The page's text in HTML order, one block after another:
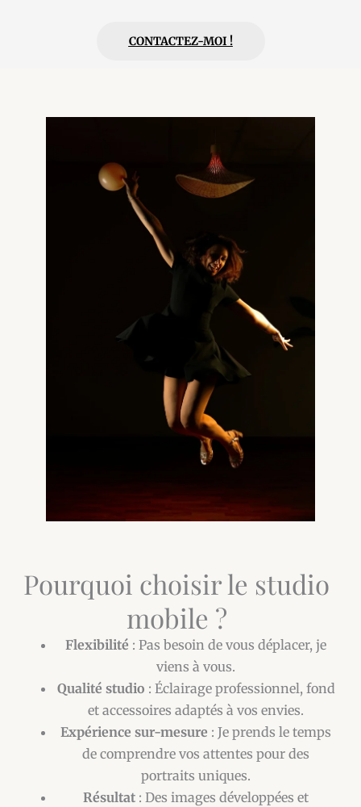
CONTACTEZ-MOI !
Pourquoi choisir le studio
mobile ?
Flexibilité : Pas besoin de vous déplacer, je
viens à vous.
Qualité studio : Éclairage professionnel, fond
et accessoires adaptés à vos envies.
Expérience sur-mesure : Je prends le temps
de comprendre vos attentes pour des
portraits uniques.
Résultat : Des images développées et